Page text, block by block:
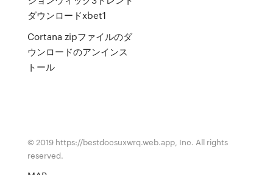
ダウンロードxbet1
Cortana zipファイルのダ
ウンロードのアンインス
トール
© 2019 https://bestdocsuxwrq.web.app, Inc. All rights
reserved.